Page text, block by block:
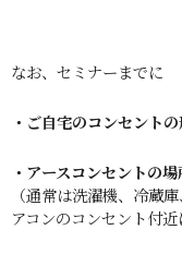
なお、セミナーまでに
・ご自宅のコンセント
・アースコンセントの
（通常は洗濯機、冷蔵
アコンのコンセント付近